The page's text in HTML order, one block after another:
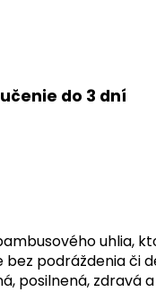
do 3 dní
uhlia,
podráždenia
posilnená, zdravá a